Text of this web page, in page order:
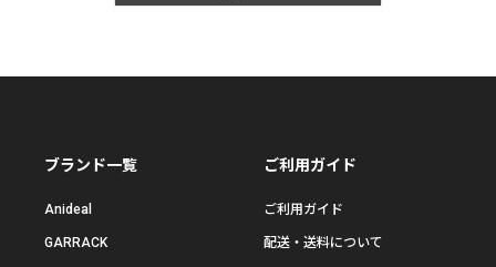
ブランド一覧
Anideal
GARRACK
ご利用ガイド
ご利用ガイド
配送・送料について